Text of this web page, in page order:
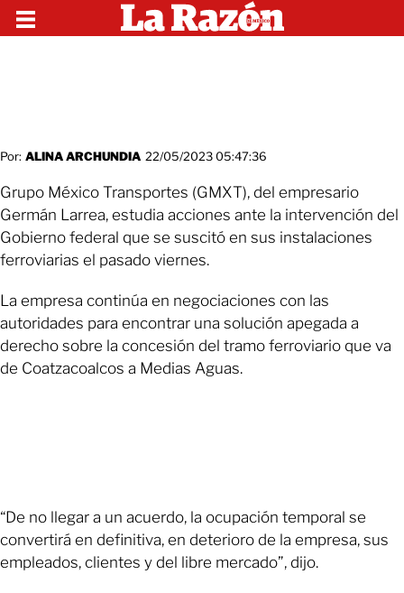
Por: ALINA ARCHUNDIA 22/05/2023 05:47:36
Grupo México Transportes (GMXT), del empresario
Germán Larrea, estudia acciones ante la intervención del
Gobierno federal que se suscitó en sus instalaciones
ferroviarias el pasado viernes.
La empresa continúa en negociaciones con las
autoridades para encontrar una solución apegada a
derecho sobre la concesión del tramo ferroviario que va
de Coatzacoalcos a Medias Aguas.
“De no llegar a un acuerdo, la ocupación temporal se
convertirá en definitiva, en deterioro de la empresa, sus
empleados, clientes y del libre mercado”, dijo.